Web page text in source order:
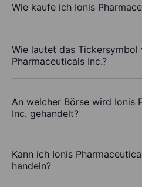
Wie kaufe ich Ionis
Wie lautet das Tickersymbol
Pharmaceuticals Inc.?
An welcher Börse wird Ionis
Inc. gehandelt?
Kann ich Ionis
handeln?